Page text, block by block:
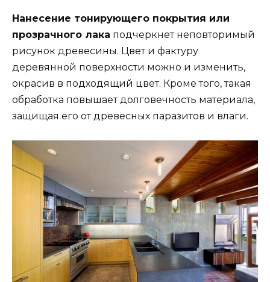
Нанесение тонирующего покрытия или
прозрачного лака подчеркнет неповторимый
рисунок древесины. Цвет и фактуру
деревянной поверхности можно и изменить,
окрасив в подходящий цвет. Кроме того, такая
обработка повышает долговечность материала,
защищая его от древесных паразитов и влаги.